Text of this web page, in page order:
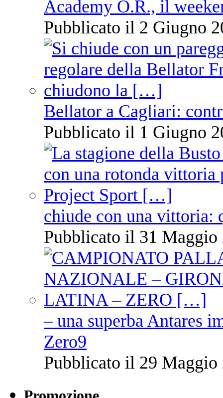
Academy O.R., il
Pubblicato il 2 Giugno
Bellator a Cagliari:
Pubblicato il 1 Giugno
chiude con una vittoria:
Pubblicato il 31 Maggio
– una superba Antares
Zero9
Pubblicato il 29 Maggio